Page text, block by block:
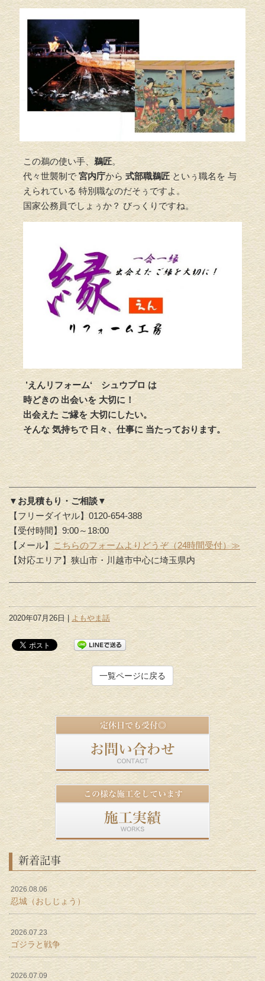
この鵜の使い手、 鵜匠。
代々世襲制で宮内庁から式部職鵜匠といぅ職名を 与
えられている 特別職なのだそぅですよ。
国家公務員でしょぅか？ びっくりですね。
’えんリフォーム‘ シュウプロ は
時どきの 出会いを 大切に！
出会えた ご縁を 大切にしたい。
そんな 気持ちで 日々、仕事に 当たっております。
▼お見積もり・ご相談▼
【フリーダイヤル】0120-654-388
【受付時間】9:00～18:00
【メール】
こちらのフォームよりどうぞ（24時間受付）≫
【対応エリア】狭山市・川越市中心に埼玉県内
2020年07月26日 | よもやま話
一覧ページに戻る
新着記事
2026.08.06
忍城（おしじょう）
2026.07.23
ゴジラと戦争
2026.07.09